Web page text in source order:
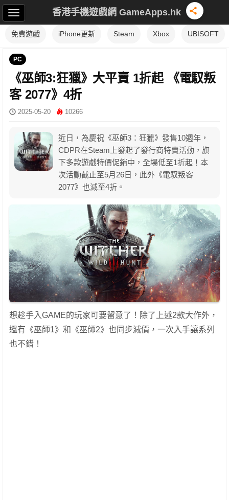
香港手機遊戲網 GameApps.hk
免費遊戲 iPhone更新 Steam Xbox UBISOFT
PC
《巫師3:狂獵》大平賣 1折起 《電馭叛
客 2077》4折
2025-05-20 10266
近日，為慶祝《巫師3：狂獵》發售10週年，
CDPR在Steam上發起了發行商特賣活動，旗
下多款遊戲特價促銷中，全場低至1折起！本
次活動截止至5月26日，此外《電馭叛客
2077》也減至4折。
想趁手入GAME的玩家可要留意了！除了上述2款大作外，
還有《巫師1》和《巫師2》也同步減價，一次入手讓系列
也不錯！